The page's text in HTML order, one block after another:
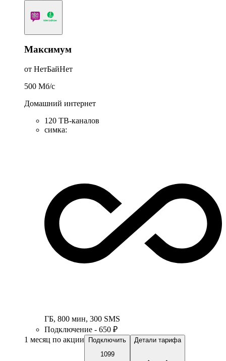
Максимум
от НетБайНет
500 Мб/c
Домашний интернет
120 ТВ-каналов
симка:
ГБ, 800 мин, 300 SMS
Подключение - 650 ₽
1 месяц по акции
Подключить
1099
Детали тарифа